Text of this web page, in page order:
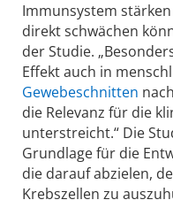
Immunsystem
direkt schwächen
der Studie.
Effekt auch in
Gewebeschnitten
die Relevanz für die
unterstreicht.“ Die
Grundlage für die
die darauf abzielen,
Krebszellen zu